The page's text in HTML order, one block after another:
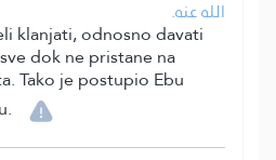
الله عنه.
klanjati, odnosno davati
dok ne pristane na
Tako je postupio Ebu